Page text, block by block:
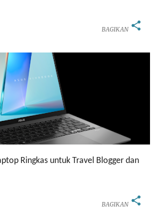
BAGIKAN
Ringkas untuk Travel Blogger dan
BAGIKAN